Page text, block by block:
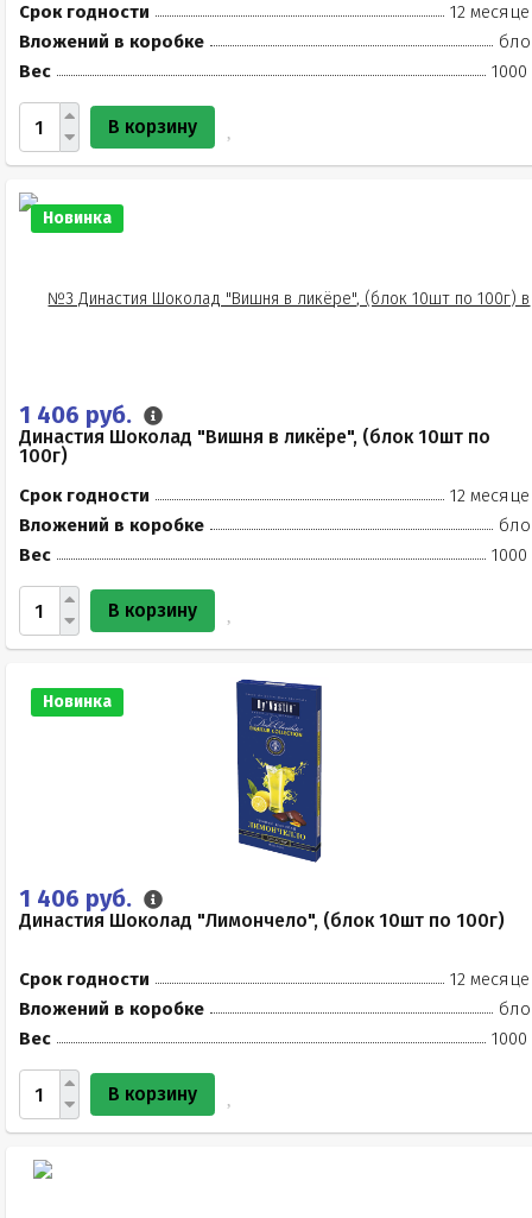
Срок годности
12
Вложений в коробке
Вес
1000
В корзину
Новинка
1 406 руб.
Династия Шоколад "Вишня в ликёре", (блок 10шт по
100г)
Срок годности
12
Вложений в коробке
Вес
1000
В корзину
Новинка
1 406 руб.
Династия Шоколад "Лимончело", (блок 10шт по 100г)
Срок годности
12
Вложений в коробке
Вес
1000
В корзину